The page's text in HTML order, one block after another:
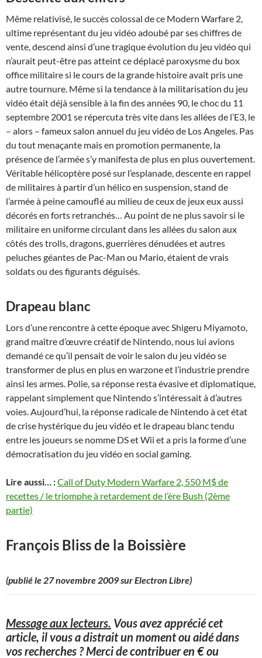
Même relativisé, le succès colossal de ce Modern Warfare 2,
ultime représentant du jeu vidéo adoubé par ses chiffres de
vente, descend ainsi d’une tragique évolution du jeu vidéo qui
n’aurait peut-être pas atteint ce déplacé paroxysme du box
office militaire si le cours de la grande histoire avait pris une
autre tournure. Même si la tendance à la militarisation du jeu
vidéo était déjà sensible à la fin des années 90, le choc du 11
septembre 2001 se répercuta très vite dans les allées de l’E3, le
– alors – fameux salon annuel du jeu vidéo de Los Angeles. Pas
du tout menaçante mais en promotion permanente, la
présence de l’armée s’y manifesta de plus en plus ouvertement.
Véritable hélicoptère posé sur l’esplanade, descente en rappel
de militaires à partir d’un hélico en suspension, stand de
l’armée à peine camouflé au milieu de ceux de jeux eux aussi
décorés en forts retranchés… Au point de ne plus savoir si le
militaire en uniforme circulant dans les allées du salon aux
côtés des trolls, dragons, guerrières dénudées et autres
peluches géantes de Pac-Man ou Mario, étaient de vrais
soldats ou des figurants déguisés.
Drapeau blanc
Lors d’une rencontre à cette époque avec Shigeru Miyamoto,
grand maître d’œuvre créatif de Nintendo, nous lui avions
demandé ce qu’il pensait de voir le salon du jeu vidéo se
transformer de plus en plus en warzone et l’industrie prendre
ainsi les armes. Polie, sa réponse resta évasive et diplomatique,
rappelant simplement que Nintendo s’intéressait à d’autres
voies. Aujourd’hui, la réponse radicale de Nintendo à cet état
de crise hystérique du jeu vidéo et le drapeau blanc tendu
entre les joueurs se nomme DS et Wii et a pris la forme d’une
démocratisation du jeu vidéo en social gaming.
Lire aussi… :Call of Duty Modern Warfare 2, 550 M$ de
recettes / le triomphe à retardement de l’ère Bush (2ème
partie)
François Bliss de la Boissière
(publié le 27 novembre 2009 sur Electron Libre)
Message aux lecteurs. Vous avez apprécié cet
article, il vous a distrait un moment ou aidé dans
vos recherches ? Merci de contribuer en € ou